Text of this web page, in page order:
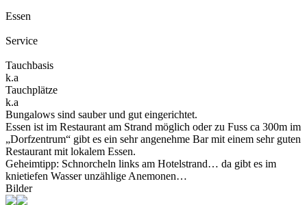
Essen
Service
Tauchbasis
k.a
Tauchplätze
k.a
Bungalows sind sauber und gut eingerichtet.
Essen ist im Restaurant am Strand möglich oder zu Fuss ca 300m im
„Dorfzentrum“ gibt es ein sehr angenehme Bar mit einem sehr guten
Restaurant mit lokalem Essen.
Geheimtipp: Schnorcheln links am Hotelstrand… da gibt es im
knietiefen Wasser unzählige Anemonen…
Bilder